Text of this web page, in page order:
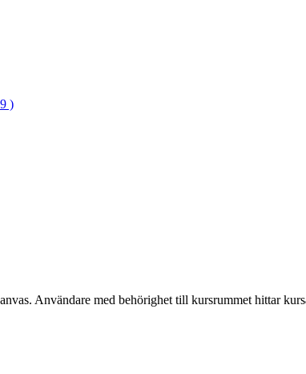
)
Användare med behörighet till kursrummet hittar